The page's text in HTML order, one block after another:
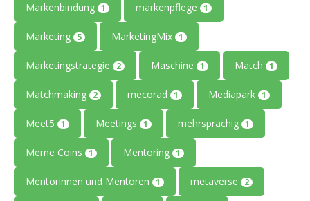
Markenbindung 1 markenpflege 1
Marketing 5 MarketingMix 1
Marketingstrategie 2 Maschine 1 Match 1
Matchmaking 2 mecorad 1 Mediapark 1
Meet5 1 Meetings 1 mehrsprachig 1
Meme Coins 1 Mentoring 1
Mentorinnen und Mentoren 1 metaverse 2